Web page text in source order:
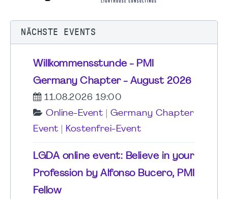
NÄCHSTE EVENTS
Willkommensstunde - PMI
Germany Chapter - August 2026
11.08.2026 19:00
Online-Event
Germany Chapter
Event
Kostenfrei-Event
LGDA online event: Believe in your
Profession by Alfonso Bucero, PMI
Fellow